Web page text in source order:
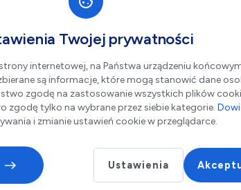
MG SERWIS
Żelazna 3A,
502592588
Twojej prywatności
internetowej, na Państwa urządzeniu
są informacje, które mogą stanowić dane
zgodę na zastosowanie wszystkich plików
zgodę tylko na wybrane przez siebie kategorie.
i zmianie ustawień cookie w przeglądarce.
Ustawienia